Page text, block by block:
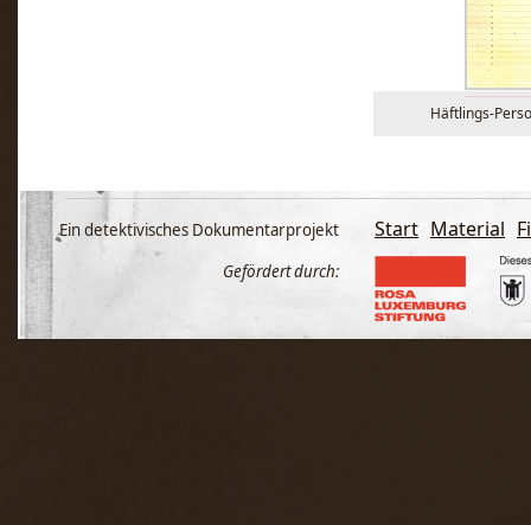
Häftlings-
Ein detektivisches Dokumentarprojekt
Gefördert durch:
Start Material